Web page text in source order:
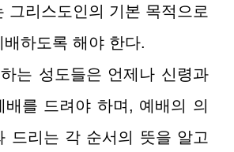
그리스도인의 기본 목적으로
하도록 해야 한다.
는 성도들은 언제나 신령과
배를 드려야 하며, 예배의 의
드리는 각 순서의 뜻을 알고